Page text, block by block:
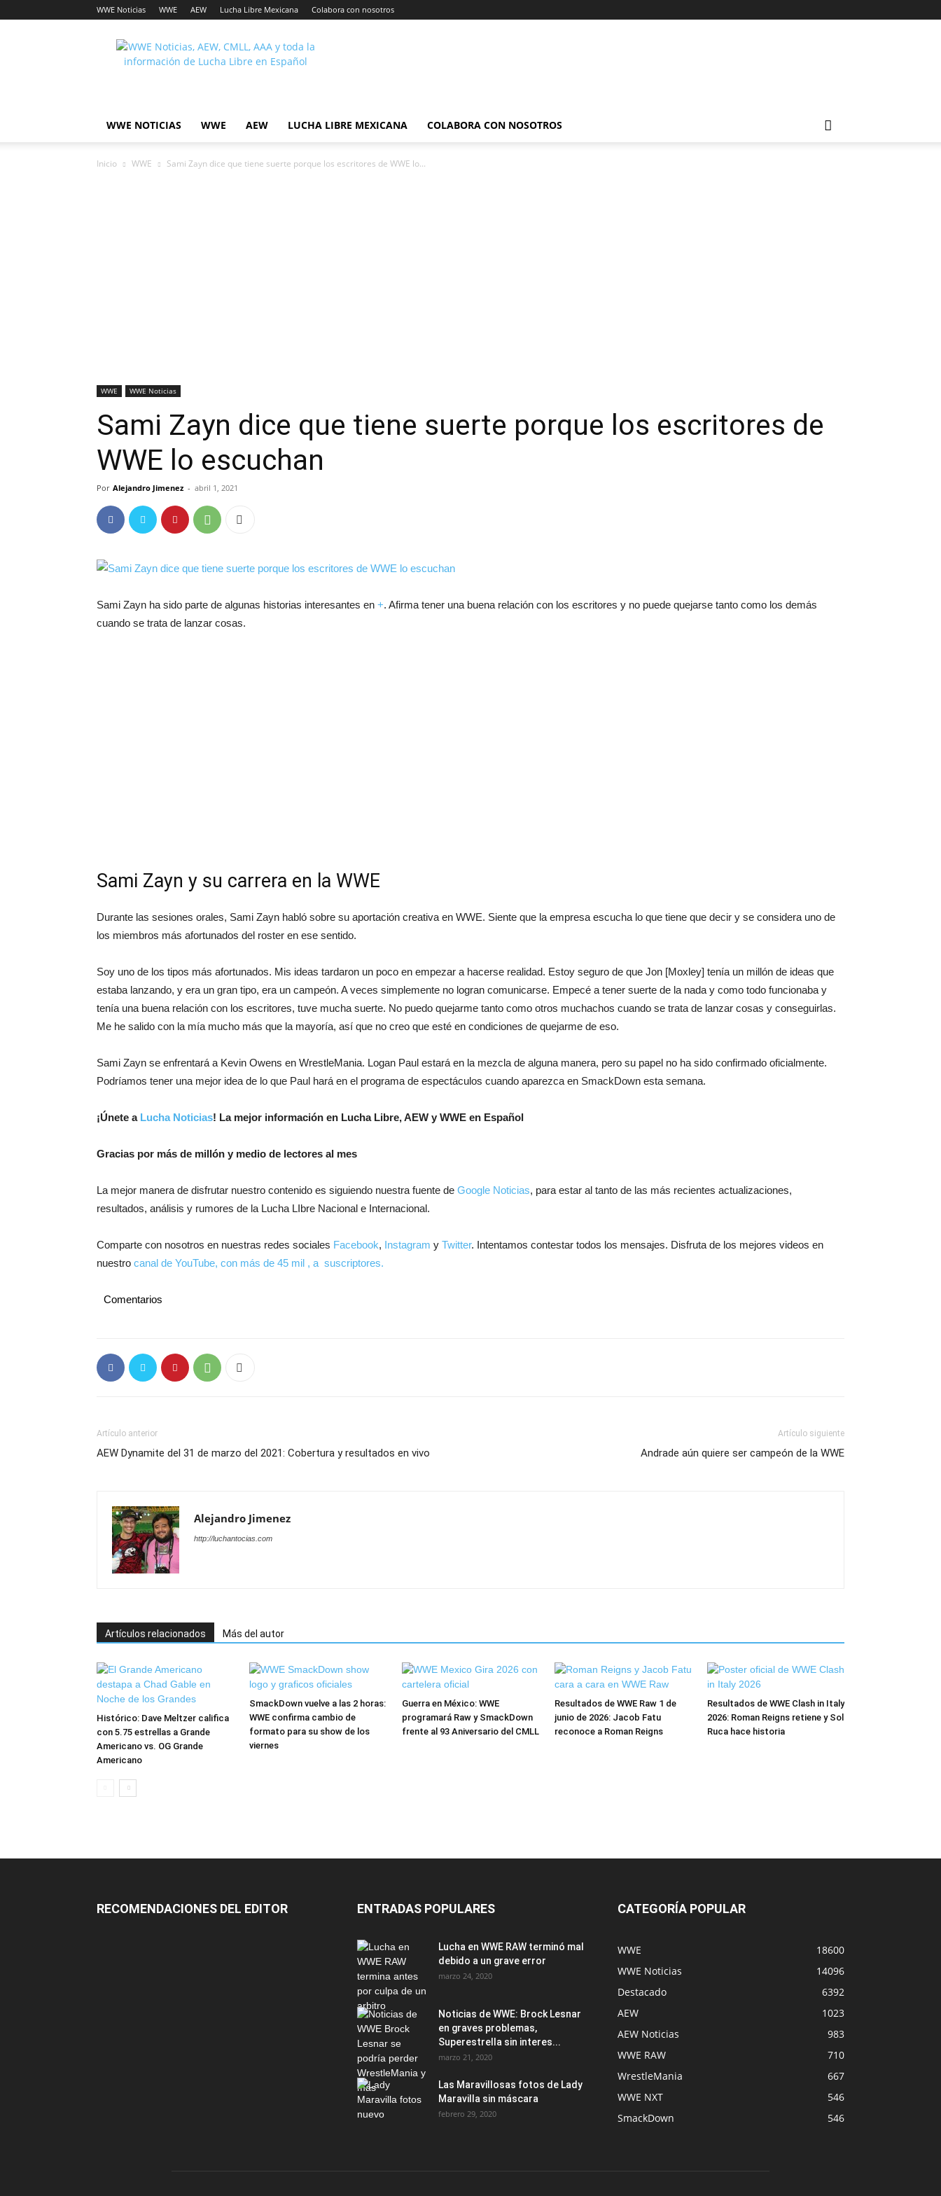
WWE Noticias WWE AEW Lucha Libre Mexicana Colabora con nosotros
Lucha
Noticias
WWE NOTICIAS WWE AEW LUCHA LIBRE MEXICANA COLABORA CON NOSOTROS
Inicio WWE Sami Zayn dice que tiene suerte porque los escritores de WWE lo...
WWE WWE Noticias
Sami Zayn dice que tiene suerte porque los escritores de
WWE lo escuchan
Por Alejandro Jimenez - abril 1, 2021
Sami Zayn ha sido parte de algunas historias interesantes en +. Afirma tener una buena relación con los escritores y no puede quejarse tanto como los demás
cuando se trata de lanzar cosas.
Sami Zayn y su carrera en la WWE
Durante las sesiones orales, Sami Zayn habló sobre su aportación creativa en WWE. Siente que la empresa escucha lo que tiene que decir y se considera uno de
los miembros más afortunados del roster en ese sentido.
Soy uno de los tipos más afortunados. Mis ideas tardaron un poco en empezar a hacerse realidad. Estoy seguro de que Jon [Moxley] tenía un millón de ideas que
estaba lanzando, y era un gran tipo, era un campeón. A veces simplemente no logran comunicarse. Empecé a tener suerte de la nada y como todo funcionaba y
tenía una buena relación con los escritores, tuve mucha suerte. No puedo quejarme tanto como otros muchachos cuando se trata de lanzar cosas y conseguirlas.
Me he salido con la mía mucho más que la mayoría, así que no creo que esté en condiciones de quejarme de eso.
Sami Zayn se enfrentará a Kevin Owens en WrestleMania. Logan Paul estará en la mezcla de alguna manera, pero su papel no ha sido confirmado oficialmente.
Podríamos tener una mejor idea de lo que Paul hará en el programa de espectáculos cuando aparezca en SmackDown esta semana.
¡Únete a Lucha Noticias! La mejor información en Lucha Libre, AEW y WWE en Español
Gracias por más de millón y medio de lectores al mes
La mejor manera de disfrutar nuestro contenido es siguiendo nuestra fuente de Google Noticias, para estar al tanto de las más recientes actualizaciones,
resultados, análisis y rumores de la Lucha LIbre Nacional e Internacional.
Comparte con nosotros en nuestras redes sociales Facebook, Instagram y Twitter. Intentamos contestar todos los mensajes. Disfruta de los mejores videos en
nuestro canal de YouTube, con más de 45 mil , a suscriptores.
Comentarios
Artículo anterior
AEW Dynamite del 31 de marzo del 2021: Cobertura y resultados en vivo
Artículo siguiente
Andrade aún quiere ser campeón de la WWE
Alejandro Jimenez
http://luchantocias.com
Artículos relacionados Más del autor
Histórico: Dave Meltzer califica
con 5.75 estrellas a Grande
Americano vs. OG Grande
Americano
SmackDown vuelve a las 2 horas:
WWE confirma cambio de
formato para su show de los
viernes
Guerra en México: WWE
programará Raw y SmackDown
frente al 93 Aniversario del CMLL
Resultados de WWE Raw 1 de
junio de 2026: Jacob Fatu
reconoce a Roman Reigns
Resultados de WWE Clash in Italy
2026: Roman Reigns retiene y Sol
Ruca hace historia
RECOMENDACIONES DEL EDITOR ENTRADAS POPULARES
Lucha en WWE RAW terminó mal
debido a un grave error
marzo 24, 2020
Noticias de WWE: Brock Lesnar
en graves problemas,
Superestrella sin interes...
marzo 21, 2020
Las Maravillosas fotos de Lady
Maravilla sin máscara
febrero 29, 2020
CATEGORÍA POPULAR
WWE
18600
WWE Noticias
14096
Destacado
6392
AEW
1023
AEW Noticias
983
WWE RAW
710
WrestleMania
667
WWE NXT
546
SmackDown
546